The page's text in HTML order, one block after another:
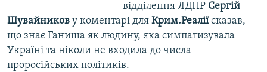
відділення ЛДПР Сергій
Шувайников у коментарі для Крим.Реаліїсказав,
що знає Ганиша як людину, яка симпатизувала
Україні та ніколи не входила до числа
проросійських політиків.